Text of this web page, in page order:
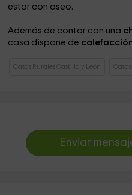
estar con aseo.
Además de contar con una
casa dispone de
Casas Rurales Castilla y León
Enviar